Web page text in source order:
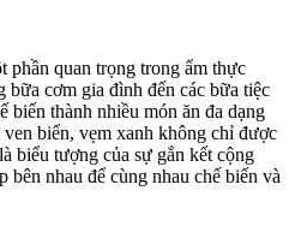
phần quan trọng trong ẩm thực
cơm gia đình đến các bữa tiệc
biến thành nhiều món ăn đa dạng
biển, vẹm xanh không chỉ được
biểu tượng của sự gắn kết cộng
nhau để cùng nhau chế biến và